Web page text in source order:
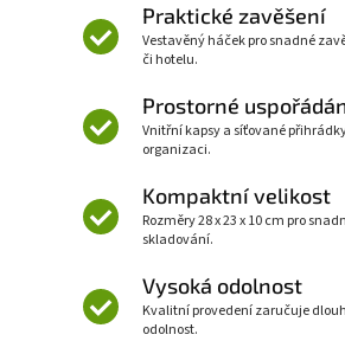
Praktické zavěšení
Vestavěný háček pro snadné
či hotelu.
Prostorné
Vnitřní kapsy a síťované
organizaci.
Kompaktní velikost
Rozměry 28 x 23 x 10 cm pro
skladování.
Vysoká odolnost
Kvalitní provedení zaručuje
odolnost.